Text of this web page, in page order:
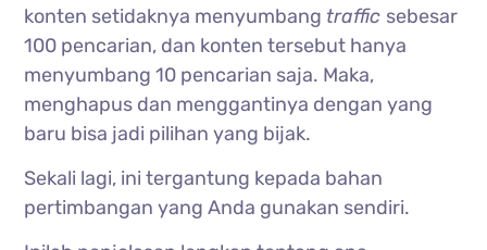
konten setidaknya menyumbang traffic sebesar
100 pencarian, dan konten tersebut hanya
menyumbang 10 pencarian saja. Maka,
menghapus dan menggantinya dengan yang
baru bisa jadi pilihan yang bijak.
Sekali lagi, ini tergantung kepada bahan
pertimbangan yang Anda gunakan sendiri.